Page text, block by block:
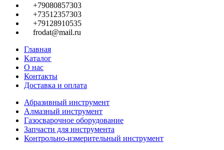
+79080857303
+73512357303
+79128910535
frodat@mail.ru
Главная
Каталог
О нас
Контакты
Доставка и оплата
Абразивный инструмент
Алмазный инструмент
Газосварочное оборудование
Запчасти для инструмента
Контрольно-измерительный инструмент